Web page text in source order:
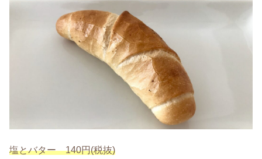
塩とバター 140円(税抜)